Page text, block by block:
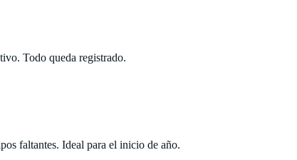
Todo queda registrado.
faltantes. Ideal para el inicio de año.